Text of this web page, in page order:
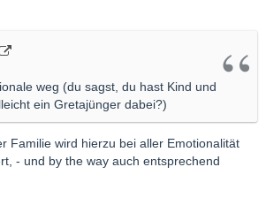
weg (du sagst, du hast Kind und
ein Gretajünger dabei?)
Familie wird hierzu bei aller Emotionalität
- und by the way auch entsprechend